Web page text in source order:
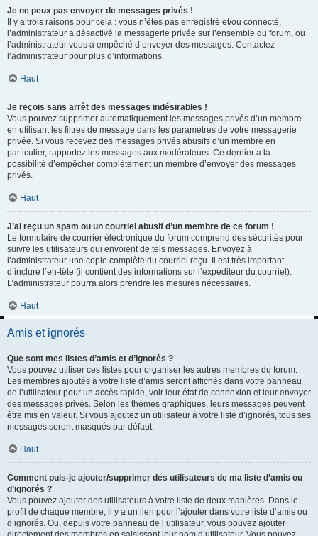
Je ne peux pas envoyer de messages privés !
Il y a trois raisons pour cela : vous n’êtes pas enregistré et/ou connecté,
l’administrateur a désactivé la messagerie privée sur l’ensemble du forum, ou
l’administrateur vous a empêché d’envoyer des messages. Contactez
l’administrateur pour plus d’informations.
Haut
Je reçois sans arrêt des messages indésirables !
Vous pouvez supprimer automatiquement les messages privés d’un membre
en utilisant les filtres de message dans les paramètres de votre messagerie
privée. Si vous recevez des messages privés abusifs d’un membre en
particulier, rapportez les messages aux modérateurs. Ce dernier a la
possibilité d’empêcher complètement un membre d’envoyer des messages
privés.
Haut
J’ai reçu un spam ou un courriel abusif d’un membre de ce forum !
Le formulaire de courrier électronique du forum comprend des sécurités pour
suivre les utilisateurs qui envoient de tels messages. Envoyez à
l’administrateur une copie complète du courriel reçu. Il est très important
d’inclure l’en-tête (il contient des informations sur l’expéditeur du courriel).
L’administrateur pourra alors prendre les mesures nécessaires.
Haut
Amis et ignorés
Que sont mes listes d’amis et d’ignorés ?
Vous pouvez utiliser ces listes pour organiser les autres membres du forum.
Les membres ajoutés à votre liste d’amis seront affichés dans votre panneau
de l’utilisateur pour un accès rapide, voir leur état de connexion et leur envoyer
des messages privés. Selon les thèmes graphiques, leurs messages peuvent
être mis en valeur. Si vous ajoutez un utilisateur à votre liste d’ignorés, tous ses
messages seront masqués par défaut.
Haut
Comment puis-je ajouter/supprimer des utilisateurs de ma liste d’amis ou
d’ignorés ?
Vous pouvez ajouter des utilisateurs à votre liste de deux manières. Dans le
profil de chaque membre, il y a un lien pour l’ajouter dans votre liste d’amis ou
d’ignorés. Ou, depuis votre panneau de l’utilisateur, vous pouvez ajouter